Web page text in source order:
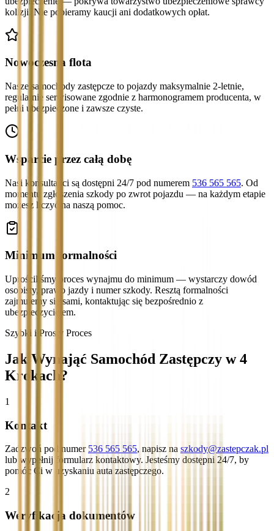
kolizji. Nie pobieramy kaucji ani dodatkowych opłat.
Nowoczesna flota
Nasze samochody zastępcze to pojazdy maksymalnie 2-letnie,
regularnie serwisowane zgodnie z harmonogramem producenta, w
pełni ubezpieczone i zawsze czyste.
Wsparcie przez całą dobę
Nasi konsultanci są dostępni 24/7 pod numerem 536 565 565. Od
momentu zgłoszenia szkody po zwrot pojazdu — na każdym etapie
możesz liczyć na naszą pomoc.
Minimum formalności
Uprościliśmy proces wynajmu do minimum — wystarczy dowód
osobisty, prawo jazdy i numer szkody. Resztą formalności
zajmujemy się sami, kontaktując się bezpośrednio z
ubezpieczycielem.
Szybki i Prosty Proces
Jak Wynająć Samochód Zastępczy w 4
Krokach?
1
Kontakt
Zadzwoń pod numer 536 565 565, napisz na szkody@zastepczak.pl
lub wypełnij formularz kontaktowy. Jesteśmy dostępni 24/7, by
pomóc Ci w uzyskaniu auta zastępczego.
2
Weryfikacja dokumentów